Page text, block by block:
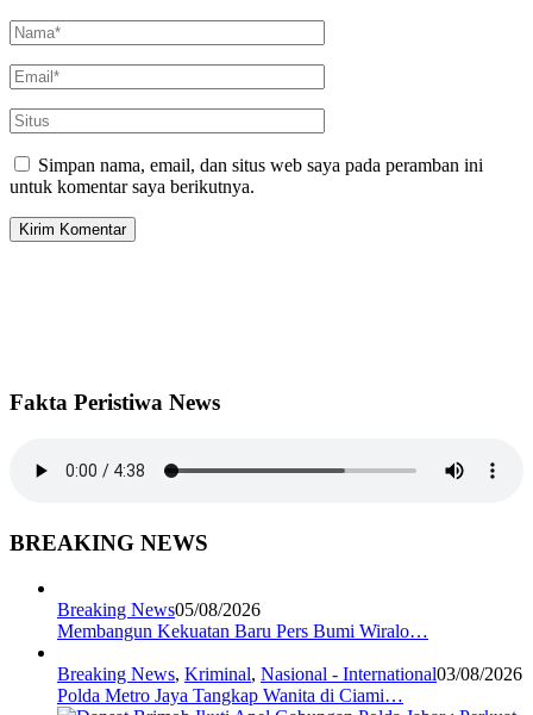
Simpan nama, email, dan situs web saya pada peramban ini
untuk komentar saya berikutnya.
Fakta Peristiwa News
BREAKING NEWS
Breaking News05/08/2026
Membangun Kekuatan Baru Pers Bumi Wiralo…
Breaking News, Kriminal, Nasional - International03/08/2026
Polda Metro Jaya Tangkap Wanita di Ciami…